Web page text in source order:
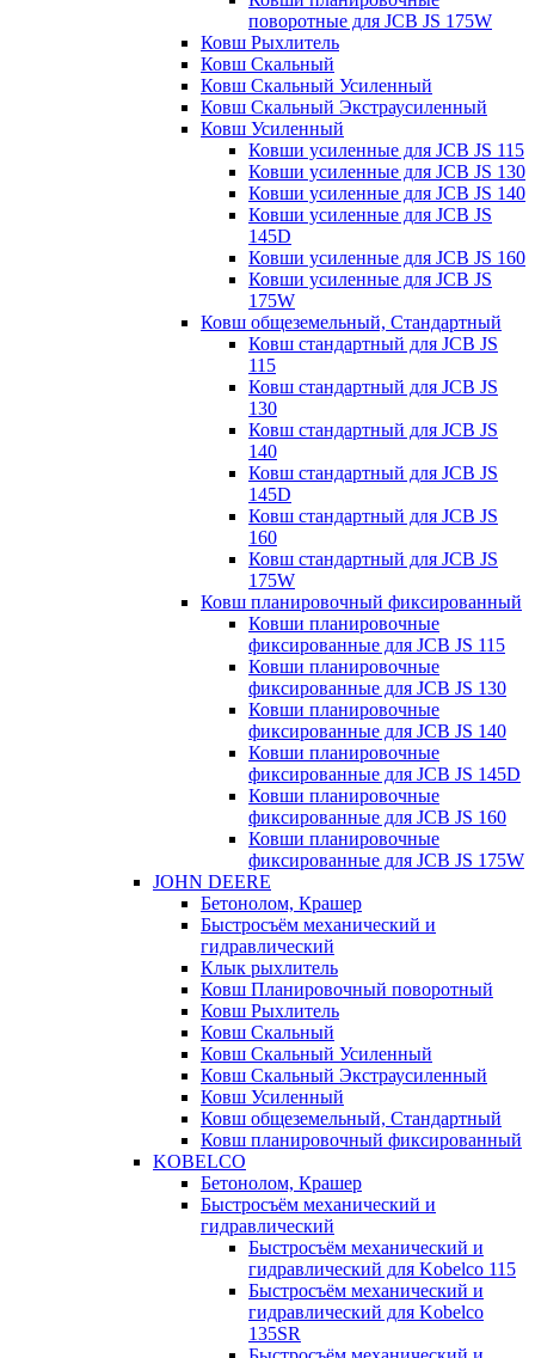
поворотные для JCB JS 175W
Ковш Рыхлитель
Ковш Скальный
Ковш Скальный Усиленный
Ковш Скальный Экстраусиленный
Ковш Усиленный
Ковши усиленные для JCB JS 115
Ковши усиленные для JCB JS 130
Ковши усиленные для JCB JS 140
Ковши усиленные для JCB JS
145D
Ковши усиленные для JCB JS 160
Ковши усиленные для JCB JS
175W
Ковш общеземельный, Стандартный
Ковш стандартный для JCB JS
115
Ковш стандартный для JCB JS
130
Ковш стандартный для JCB JS
140
Ковш стандартный для JCB JS
145D
Ковш стандартный для JCB JS
160
Ковш стандартный для JCB JS
175W
Ковш планировочный фиксированный
Ковши планировочные
фиксированные для JCB JS 115
Ковши планировочные
фиксированные для JCB JS 130
Ковши планировочные
фиксированные для JCB JS 140
Ковши планировочные
фиксированные для JCB JS 145D
Ковши планировочные
фиксированные для JCB JS 160
Ковши планировочные
фиксированные для JCB JS 175W
JOHN DEERE
Бетонолом, Крашер
Быстросъём механический и
гидравлический
Клык рыхлитель
Ковш Планировочный поворотный
Ковш Рыхлитель
Ковш Скальный
Ковш Скальный Усиленный
Ковш Скальный Экстраусиленный
Ковш Усиленный
Ковш общеземельный, Стандартный
Ковш планировочный фиксированный
KOBELCO
Бетонолом, Крашер
Быстросъём механический и
гидравлический
Быстросъём механический и
гидравлический для Kobelco 115
Быстросъём механический и
гидравлический для Kobelco
135SR